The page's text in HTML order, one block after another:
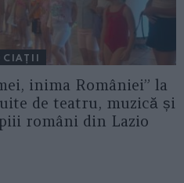
inima României” la
de teatru, muzică și
români din Lazio